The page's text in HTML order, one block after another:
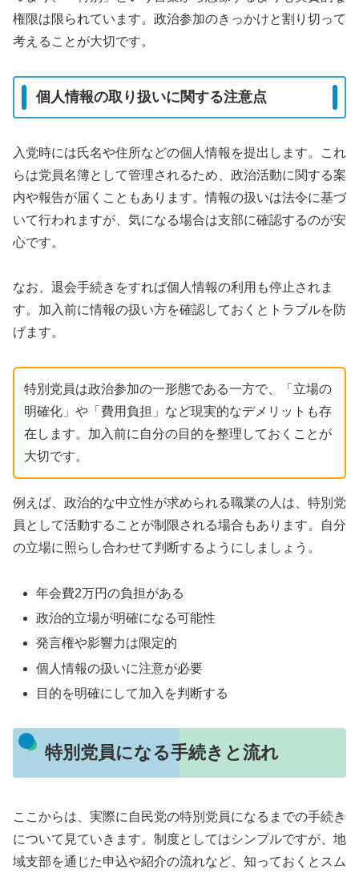
権限は限られています。政治参加のきっかけと割り切って
考えることが大切です。
個人情報の取り扱いに関する注意点
入党時には氏名や住所などの個人情報を提出します。これ
らは党員名簿として管理されるため、政治活動に関する案
内や報告が届くこともあります。情報の扱いは法令に基づ
いて行われますが、気になる場合は支部に確認するのが安
心です。
なお、退会手続きをすれば個人情報の利用も停止されま
す。加入前に情報の扱い方を確認しておくとトラブルを防
げます。
特別党員は政治参加の一形態である一方で、「立場の
明確化」や「費用負担」など現実的なデメリットも存
在します。加入前に自分の目的を整理しておくことが
大切です。
例えば、政治的な中立性が求められる職業の人は、特別党
員として活動することが制限される場合もあります。自分
の立場に照らし合わせて判断するようにしましょう。
年会費2万円の負担がある
政治的立場が明確になる可能性
発言権や影響力は限定的
個人情報の扱いに注意が必要
目的を明確にして加入を判断する
特別党員になる手続きと流れ
ここからは、実際に自民党の特別党員になるまでの手続き
について見ていきます。制度としてはシンプルですが、地
域支部を通じた申込や紹介の流れなど、知っておくとスム